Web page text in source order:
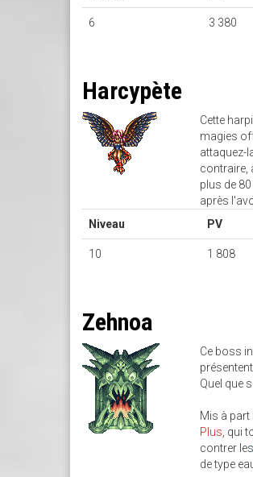
6 3 380
Harcypète
Cette
magies
attaquez-
contraire,
plus de
après
Niveau
PV
10 1 808
Zehnoa
Ce boss
Quel que
Mis à
Plus , qui
contrer
de type